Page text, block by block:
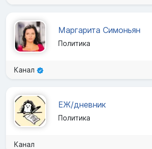
Маргарита Симоньян
Политика
Канал
ЕЖ/дневник
Политика
Канал